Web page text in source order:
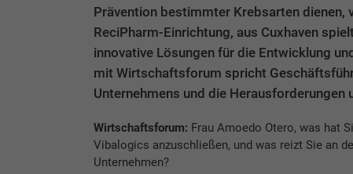
Prävention bestimmter Krebsarten dienen,
ReciPharm-Einrichtung, aus Cuxhaven
innovative Lösungen für die Entwicklung
mit Wirtschaftsforum spricht
Unternehmens und die
Wirtschaftsforum: Frau Amoedo Otero, was hat
Vibalogics anzuschließen, und was reizt Sie an
Unternehmen?